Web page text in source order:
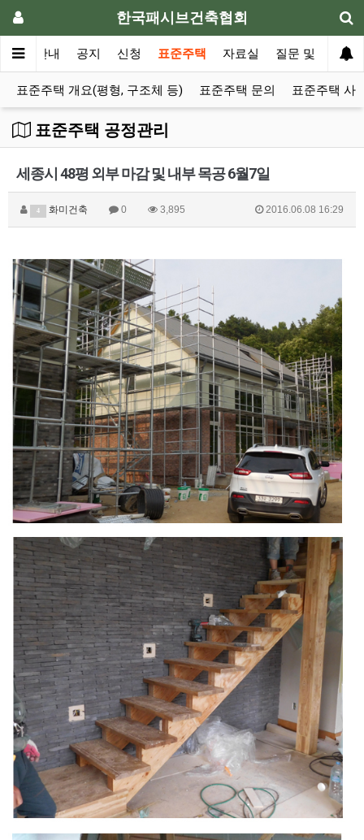
한국패시브건축협회
협회안내 공지 신청 표준주택 자료실 질문 및 의견
표준주택 개요(평형, 구조체 등) 표준주택 문의 표준주택 사
표준주택 공정관리
세종시 48평 외부 마감 및 내부 목공 6월7일
4 화미건축 0 3,895 2016.06.08 16:29